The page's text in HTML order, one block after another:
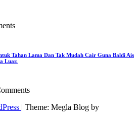
Tahan Lama Dan Tak Mudah Cair Guna Baldi Ais
Luar.
| Theme: Megla Blog by